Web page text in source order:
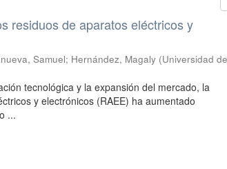
residuos de aparatos eléctricos y
Samuel; Hernández, Magaly (Universidad de
tecnológica y la expansión del mercado, la
y electrónicos (RAEE) ha aumentado
...